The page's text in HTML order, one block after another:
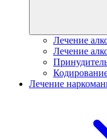
Лечение
Лечение
Лечение